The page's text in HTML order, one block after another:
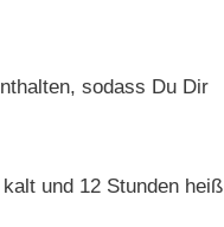
sodass Du Dir
und 12 Stunden heiß